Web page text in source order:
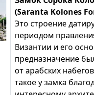
(Saranta Kolones
Это строение
периодом
Византии и его
предназначение
от арабских
такое у замка